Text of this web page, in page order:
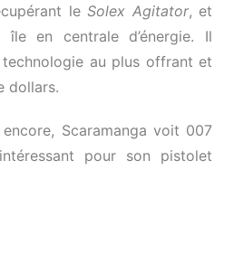
leSolex Agitator, et
île en centrale d’énergie. Il
au plus offrant et
dollars.
Scaramanga voit 007
pour son pistolet